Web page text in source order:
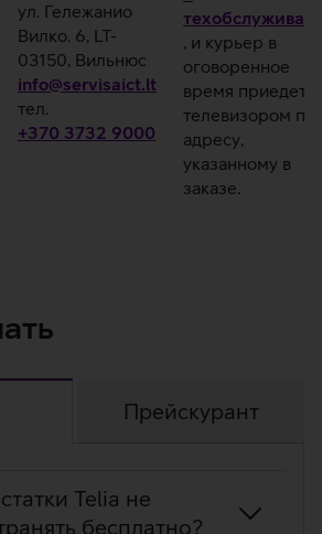
ул. Гележанио
Вилко. 6, LT-
03150, Вильнюс
info@servisaict.lt
тел.
+370 3732 9000
, и курьер в
оговоренное
время приедет
телевизором по
адресу,
указанному в
заказе.
Прейскурант
Telia не
бесплатно?